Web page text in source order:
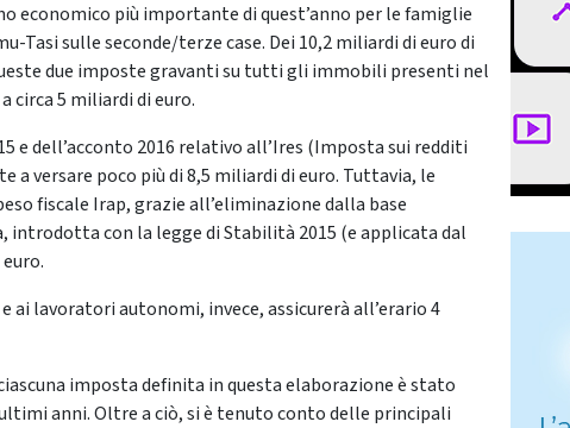
economico più importante di quest’anno per le famiglie
Tasi sulle seconde/terze case. Dei 10,2 miliardi di euro di
due imposte gravanti su tutti gli immobili presenti nel
circa 5 miliardi di euro.
e dell’acconto 2016 relativo all’Ires (Imposta sui redditi
a versare poco più di 8,5 miliardi di euro. Tuttavia, le
fiscale Irap, grazie all’eliminazione dalla base
con la legge di Stabilità 2015 (e applicata dal
ai lavoratori autonomi, invece, assicurerà all’erario 4
imposta definita in questa elaborazione è stato
anni. Oltre a ciò, si è tenuto conto delle principali